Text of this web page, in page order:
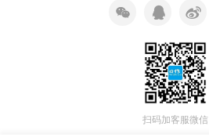
扫码加客服微信